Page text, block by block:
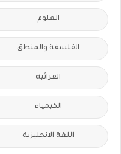
العلوم
الفلسفة والمنطق
القرائية
الكيمياء
اللغة الانجليزية